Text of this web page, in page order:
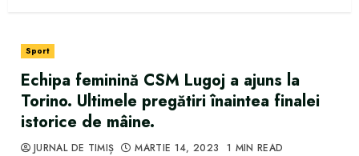
Sport
Echipa feminină CSM Lugoj a ajuns la
Torino. Ultimele pregătiri înaintea finalei
istorice de mâine.
JURNAL DE TIMIȘ MARTIE 14, 2023 1 MIN READ